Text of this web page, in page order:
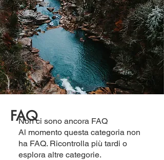
Non ci sono ancora FAQ
Al momento questa categoria non
ha FAQ. Ricontrolla più tardi o
esplora altre categorie.
FAQ